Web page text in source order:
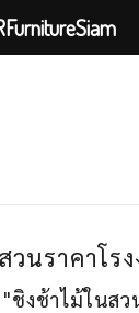
ชิงช้าไม้ในสว
วนราคาโร